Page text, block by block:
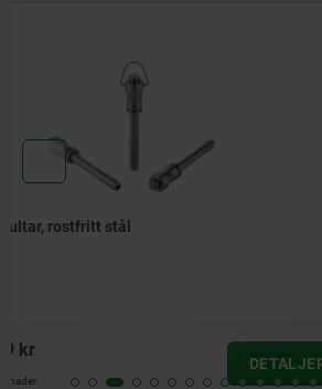
Kulspärrbultar med knopp i rostfritt stål
från
Exkl. leveranskostnader